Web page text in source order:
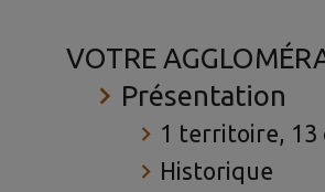
VOTRE
Présentation
1 territoire, 13
Historique